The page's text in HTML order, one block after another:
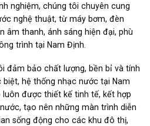
nghiệm, chúng tôi chuyên cung
nghệ thuật, từ máy bơm, đèn
âm thanh, ánh sáng hiện đại, phù
trình tại Nam Định.
đảm bảo chất lượng, bền bỉ và tính
hệ thống nhạc nước tại Nam
được thiết kế tinh tế, kết hợp
tạo nên những màn trình diễn
sống động cho các khu đô thị,